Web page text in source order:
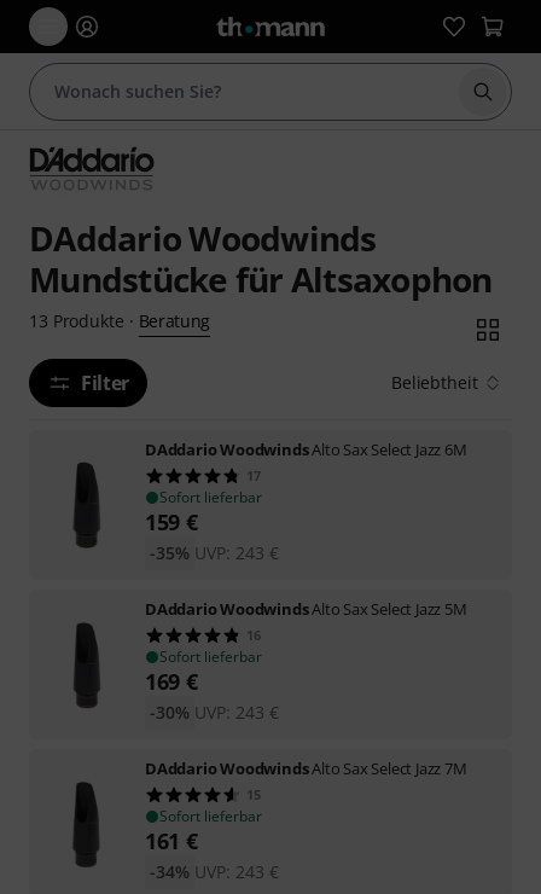
Suche
DAddario Woodwinds
Mundstücke für Altsaxophon
13 Produkte · Beratung
Filter Beliebtheit
DAddario WoodwindsAlto Sax Select Jazz 6M
17
Sofort lieferbar
159 €
UVP: 243 €
-35%
DAddario WoodwindsAlto Sax Select Jazz 5M
16
Sofort lieferbar
169 €
UVP: 243 €
-30%
DAddario WoodwindsAlto Sax Select Jazz 7M
15
Sofort lieferbar
161 €
UVP: 243 €
-34%